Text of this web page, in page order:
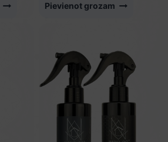
Pievienot grozam